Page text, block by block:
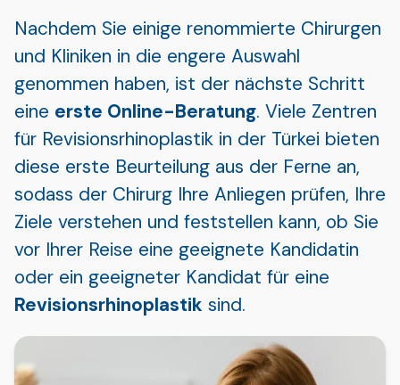
Nachdem Sie einige renommierte Chirurgen
und Kliniken in die engere Auswahl
genommen haben, ist der nächste Schritt
eine erste Online-Beratung. Viele Zentren
für Revisionsrhinoplastik in der Türkei bieten
diese erste Beurteilung aus der Ferne an,
sodass der Chirurg Ihre Anliegen prüfen, Ihre
Ziele verstehen und feststellen kann, ob Sie
vor Ihrer Reise eine geeignete Kandidatin
oder ein geeigneter Kandidat für eine
Revisionsrhinoplastik sind.